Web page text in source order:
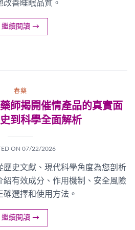
善睡眠品質。
繼續閱讀 →
春藥
師揭開催情產品的真實面
到科學全面解析
ON 07/22/2026
歷史文獻、現代科學角度為您剖析
紹有效成分、作用機制、安全風險
選擇和使用方法。
繼續閱讀 →